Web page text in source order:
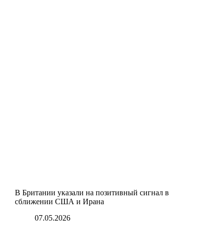
В Британии указали на позитивный сигнал в
сближении США и Ирана
07.05.2026